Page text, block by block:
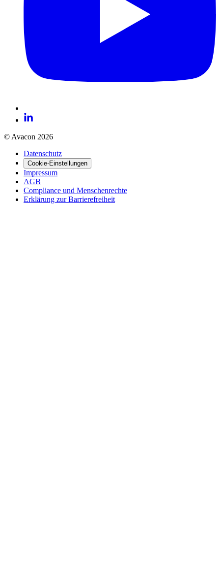
© Avacon 2026
Datenschutz
Cookie-Einstellungen
Impressum
AGB
Compliance und Menschenrechte
Erklärung zur Barrierefreiheit